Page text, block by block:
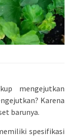
mengejutkan
Karena
barunya.
spesifikasi